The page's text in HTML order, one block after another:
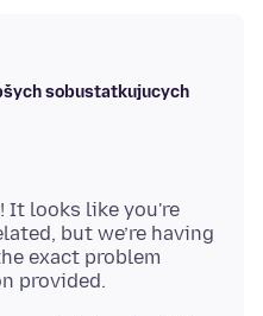
sobustatkujucych
It looks like you're
but we’re having
exact problem